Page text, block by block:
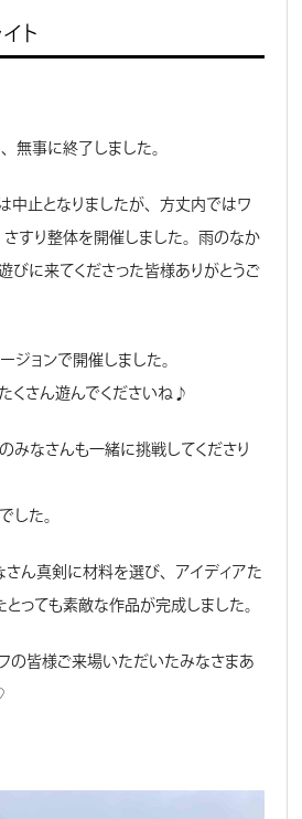
ト
無事に終了しました。
中止となりましたが、方丈内ではワ
さすり整体を開催しました。雨のなか
びに来てくださった皆様ありがとうご
ジョンで開催しました。
くさん遊んでくださいね♪
みなさんも一緒に挑戦してくださり
した。
さん真剣に材料を選び、アイディアた
っても素敵な作品が完成しました。
の皆様ご来場いただいたみなさまあ